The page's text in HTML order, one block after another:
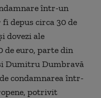
într-un
depus circa 30 de
dovezi ale
de euro, parte din
Dumitru Dumbravă
condamnarea într-
potrivit